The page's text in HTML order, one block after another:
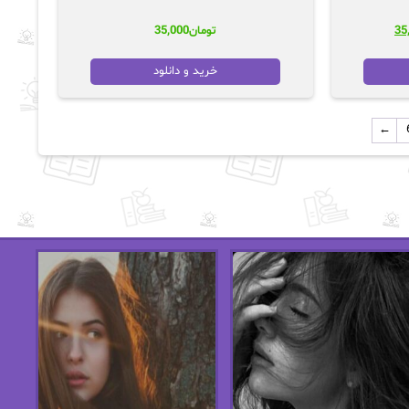
قیمت
تومان35,000
خرید و دانلود
←